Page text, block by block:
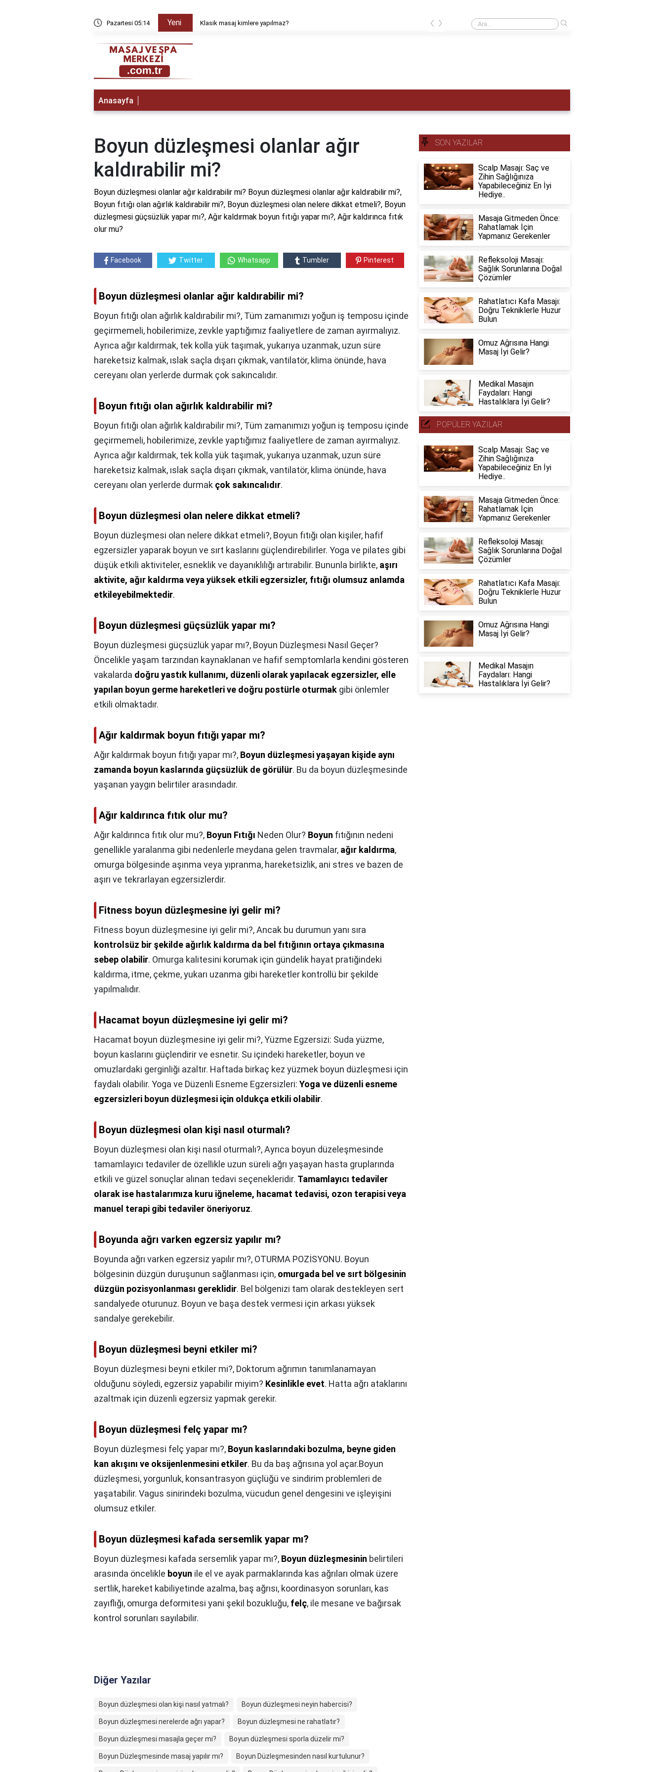
Pazartesi 05:14 Yeni Klasik masaj kimlere yapılmaz? Adet hemen nasıl sökülür?
‹ ›
Anasayfa
Boyun düzleşmesi olanlar ağır
kaldırabilir mi?
Boyun düzleşmesi olanlar ağır kaldırabilir mi? Boyun düzleşmesi olanlar ağır kaldırabilir mi?,
Boyun fıtığı olan ağırlık kaldırabilir mi?, Boyun düzleşmesi olan nelere dikkat etmeli?, Boyun
düzleşmesi güçsüzlük yapar mı?, Ağır kaldırmak boyun fıtığı yapar mı?, Ağır kaldırınca fıtık
olur mu?
Facebook Twitter Whatsapp Tumbler Pinterest
Boyun düzleşmesi olanlar ağır kaldırabilir mi?
Boyun fıtığı olan ağırlık kaldırabilir mi?, Tüm zamanımızı yoğun iş temposu içinde
geçirmemeli, hobilerimize, zevkle yaptığımız faaliyetlere de zaman ayırmalıyız.
Ayrıca ağır kaldırmak, tek kolla yük taşımak, yukarıya uzanmak, uzun süre
hareketsiz kalmak, ıslak saçla dışarı çıkmak, vantilatör, klima önünde, hava
cereyanı olan yerlerde durmak çok sakıncalıdır.
Boyun fıtığı olan ağırlık kaldırabilir mi?
Boyun fıtığı olan ağırlık kaldırabilir mi?, Tüm zamanımızı yoğun iş temposu içinde
geçirmemeli, hobilerimize, zevkle yaptığımız faaliyetlere de zaman ayırmalıyız.
Ayrıca ağır kaldırmak, tek kolla yük taşımak, yukarıya uzanmak, uzun süre
hareketsiz kalmak, ıslak saçla dışarı çıkmak, vantilatör, klima önünde, hava
cereyanı olan yerlerde durmak çok sakıncalıdır.
Boyun düzleşmesi olan nelere dikkat etmeli?
Boyun düzleşmesi olan nelere dikkat etmeli?, Boyun fıtığı olan kişiler, hafif
egzersizler yaparak boyun ve sırt kaslarını güçlendirebilirler. Yoga ve pilates gibi
düşük etkili aktiviteler, esneklik ve dayanıklılığı artırabilir. Bununla birlikte, aşırı
aktivite, ağır kaldırma veya yüksek etkili egzersizler, fıtığı olumsuz anlamda
etkileyebilmektedir.
Boyun düzleşmesi güçsüzlük yapar mı?
Boyun düzleşmesi güçsüzlük yapar mı?, Boyun Düzleşmesi Nasıl Geçer?
Öncelikle yaşam tarzından kaynaklanan ve hafif semptomlarla kendini gösteren
vakalarda doğru yastık kullanımı, düzenli olarak yapılacak egzersizler, elle
yapılan boyun germe hareketleri ve doğru postürle oturmak gibi önlemler
etkili olmaktadır.
Ağır kaldırmak boyun fıtığı yapar mı?
Ağır kaldırmak boyun fıtığı yapar mı?, Boyun düzleşmesi yaşayan kişide aynı
zamanda boyun kaslarında güçsüzlük de görülür. Bu da boyun düzleşmesinde
yaşanan yaygın belirtiler arasındadır.
Ağır kaldırınca fıtık olur mu?
Ağır kaldırınca fıtık olur mu?, Boyun Fıtığı Neden Olur? Boyun fıtığının nedeni
genellikle yaralanma gibi nedenlerle meydana gelen travmalar, ağır kaldırma,
omurga bölgesinde aşınma veya yıpranma, hareketsizlik, ani stres ve bazen de
aşırı ve tekrarlayan egzersizlerdir.
Fitness boyun düzleşmesine iyi gelir mi?
Fitness boyun düzleşmesine iyi gelir mi?,Ancak bu durumun yanı sıra
kontrolsüz bir şekilde ağırlık kaldırma da bel fıtığının ortaya çıkmasına
sebep olabilir. Omurga kalitesini korumak için gündelik hayat pratiğindeki
kaldırma, itme, çekme, yukarı uzanma gibi hareketler kontrollü bir şekilde
yapılmalıdır.
Hacamat boyun düzleşmesine iyi gelir mi?
Hacamat boyun düzleşmesine iyi gelir mi?,Yüzme Egzersizi: Suda yüzme,
boyun kaslarını güçlendirir ve esnetir. Su içindeki hareketler, boyun ve
omuzlardaki gerginliği azaltır. Haftada birkaç kez yüzmek boyun düzleşmesi için
faydalı olabilir. Yoga ve Düzenli Esneme Egzersizleri: Yoga ve düzenli esneme
egzersizleri boyun düzleşmesi için oldukça etkili olabilir.
Boyun düzleşmesi olan kişi nasıl oturmalı?
Boyun düzleşmesi olan kişi nasıl oturmalı?,Ayrıca boyun düzeleşmesinde
tamamlayıcı tedaviler de özellikle uzun süreli ağrı yaşayan hasta gruplarında
etkili ve güzel sonuçlar alınan tedavi seçenekleridir. Tamamlayıcı tedaviler
olarak ise hastalarımıza kuru iğneleme, hacamat tedavisi, ozon terapisi veya
manuel terapi gibi tedaviler öneriyoruz.
Boyunda ağrı varken egzersiz yapılır mı?
Boyunda ağrı varken egzersiz yapılır mı?, OTURMA POZİSYONU. Boyun
bölgesinin düzgün duruşunun sağlanması için, omurgada bel ve sırt bölgesinin
düzgün pozisyonlanması gereklidir. Bel bölgenizi tam olarak destekleyen sert
sandalyede oturunuz. Boyun ve başa destek vermesi için arkası yüksek
sandalye gerekebilir.
Boyun düzleşmesi beyni etkiler mi?
Boyun düzleşmesi beyni etkiler mi?, Doktorum ağrımın tanımlanamayan
olduğunu söyledi, egzersiz yapabilir miyim? Kesinlikle evet. Hatta ağrı ataklarını
azaltmak için düzenli egzersiz yapmak gerekir.
Boyun düzleşmesi felç yapar mı?
Boyun düzleşmesi felç yapar mı?, Boyun kaslarındaki bozulma, beyne giden
kan akışını ve oksijenlenmesini etkiler. Bu da baş ağrısına yol açar.Boyun
düzleşmesi, yorgunluk, konsantrasyon güçlüğü ve sindirim problemleri de
yaşatabilir. Vagus sinirindeki bozulma, vücudun genel dengesini ve işleyişini
olumsuz etkiler.
Boyun düzleşmesi kafada sersemlik yapar mı?
Boyun düzleşmesi kafada sersemlik yapar mı?, Boyun düzleşmesinin belirtileri
arasında öncelikle boyun ile el ve ayak parmaklarında kas ağrıları olmak üzere
sertlik, hareket kabiliyetinde azalma, baş ağrısı, koordinasyon sorunları, kas
zayıflığı, omurga deformitesi yani şekil bozukluğu, felç, ile mesane ve bağırsak
kontrol sorunları sayılabilir.
Diğer Yazılar
Boyun düzleşmesi olan kişi nasıl yatmalı? Boyun düzleşmesi neyin habercisi?
Boyun düzleşmesi nerelerde ağrı yapar? Boyun düzleşmesi ne rahatlatır?
Boyun düzleşmesi masajla geçer mi? Boyun düzleşmesi sporla düzelir mi?
Boyun Düzleşmesinde masaj yapılır mı? Boyun Düzleşmesinden nasıl kurtulunur?
SON YAZILAR
Scalp Masajı: Saç ve
Zihin Sağlığınıza
Yapabileceğiniz En İyi
Hediye..
Masaja Gitmeden Önce:
Rahatlamak İçin
Yapmanız Gerekenler
Refleksoloji Masajı:
Sağlık Sorunlarına Doğal
Çözümler
Rahatlatıcı Kafa Masajı:
Doğru Tekniklerle Huzur
Bulun
Omuz Ağrısına Hangi
Masaj İyi Gelir?
Medikal Masajın
Faydaları: Hangi
Hastalıklara İyi Gelir?
POPÜLER YAZILAR
Scalp Masajı: Saç ve
Zihin Sağlığınıza
Yapabileceğiniz En İyi
Hediye..
Masaja Gitmeden Önce:
Rahatlamak İçin
Yapmanız Gerekenler
Refleksoloji Masajı:
Sağlık Sorunlarına Doğal
Çözümler
Rahatlatıcı Kafa Masajı:
Doğru Tekniklerle Huzur
Bulun
Omuz Ağrısına Hangi
Masaj İyi Gelir?
Medikal Masajın
Faydaları: Hangi
Hastalıklara İyi Gelir?